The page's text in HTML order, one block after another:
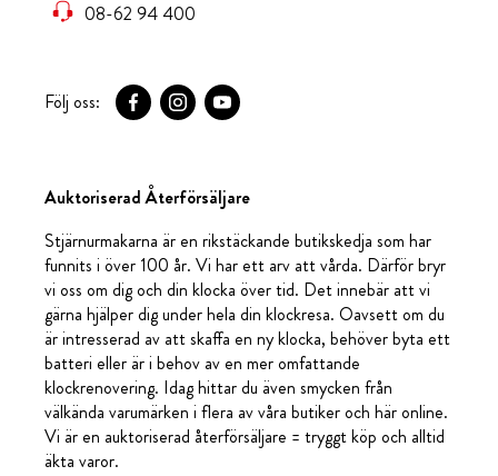
08-62 94 400
Följ oss:
Auktoriserad Återförsäljare
Stjärnurmakarna är en rikstäckande butikskedja som har
funnits i över 100 år. Vi har ett arv att vårda. Därför bryr
vi oss om dig och din klocka över tid. Det innebär att vi
gärna hjälper dig under hela din klockresa. Oavsett om du
är intresserad av att skaffa en ny klocka, behöver byta ett
batteri eller är i behov av en mer omfattande
klockrenovering. Idag hittar du även smycken från
välkända varumärken i flera av våra butiker och här online.
Vi är en auktoriserad återförsäljare = tryggt köp och alltid
äkta varor.